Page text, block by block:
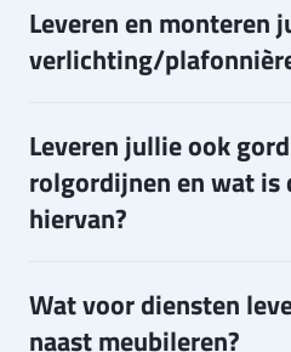
Leveren en monteren
verlichting/
Leveren jullie ook
rolgordijnen en wat is
hiervan?
Wat voor diensten
naast meubileren?